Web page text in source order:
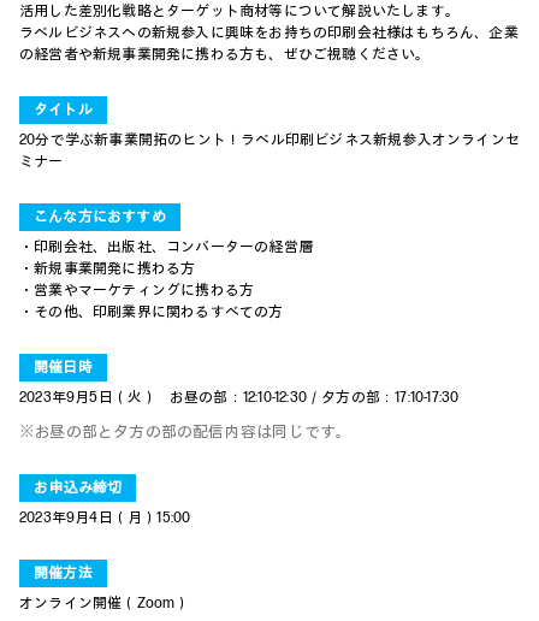
活用した差別化戦略とターゲット商材等について解説いたします。
ラベルビジネスへの新規参入に興味をお持ちの印刷会社様はもちろん、企業
の経営者や新規事業開発に携わる方も、ぜひご視聴ください。
タイトル
20分で学ぶ新事業開拓のヒント！ラベル印刷ビジネス新規参入オンラインセ
ミナー
こんな方におすすめ
・印刷会社、出版社、コンバーターの経営層
・新規事業開発に携わる方
・営業やマーケティングに携わる方
・その他、印刷業界に関わるすべての方
開催日時
2023年9月5日（火）
お昼の部：12:10-12:30／夕方の部：17:10-17:30
※お昼の部と夕方の部の配信内容は同じです。
お申込み締切
2023年9月4日（月）15:00
開催方法
オンライン開催（Zoom）